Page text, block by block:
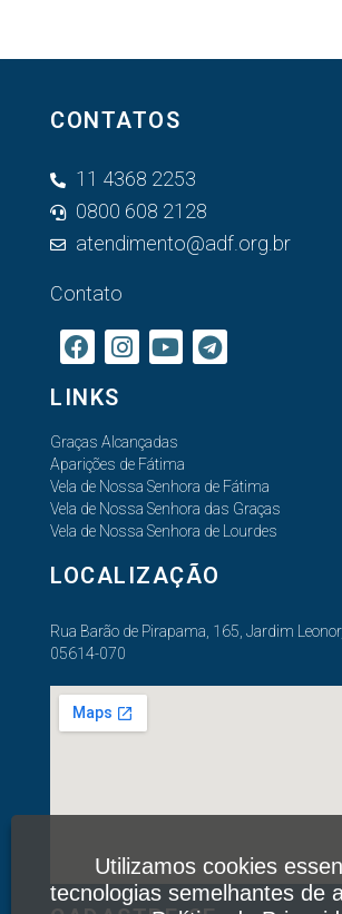
CONTATOS
11 4368 2253
0800 608 2128
atendimento@adf.org.br
Contato
LINKS
Graças Alcançadas
Aparições de Fátima
Vela de Nossa Senhora de Fátima
Vela de Nossa Senhora das Graças
Vela de Nossa Senhora de Lourdes
LOCALIZAÇÃO
Rua Barão de Pirapama, 165, Jardim Leonor,
05614-070
Utilizamos cookies
tecnologias semelhantes de